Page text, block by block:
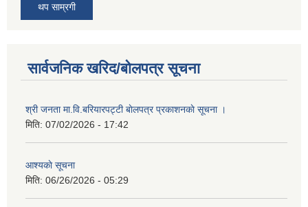
थप साम्रगी
सार्वजनिक खरिद/बोलपत्र सूचना
श्री जनता मा.वि.बरियारपट्टी बाेलपत्र प्रकाशनकाे सूचना ।
मिति: 07/02/2026 - 17:42
आश्यकाे सूचना
मिति: 06/26/2026 - 05:29